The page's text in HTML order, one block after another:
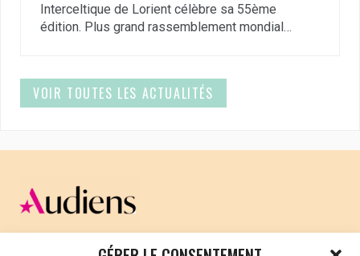
Interceltique de Lorient célèbre sa 55ème
édition. Plus grand rassemblement mondial…
VOIR TOUTES LES ACTUALITÉS
CELLULE D’ÉCOUTE ET DE SOUTIEN PSYCHOLOGIQUE ET